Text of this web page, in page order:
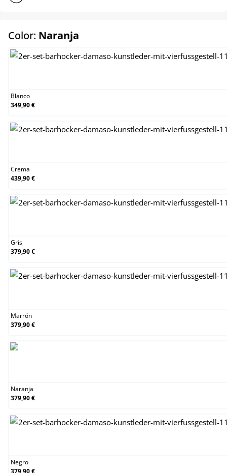
Color: Naranja
Blanco
349,90 €
Crema
439,90 €
Gris
379,90 €
Marrón
379,90 €
Naranja
379,90 €
Negro
379,90 €